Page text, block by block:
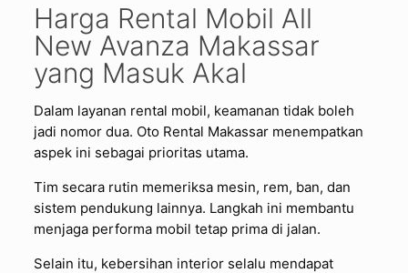
Harga Rental Mobil All
New Avanza Makassar
yang Masuk Akal
Dalam layanan rental mobil, keamanan tidak boleh
jadi nomor dua. Oto Rental Makassar menempatkan
aspek ini sebagai prioritas utama.
Tim secara rutin memeriksa mesin, rem, ban, dan
sistem pendukung lainnya. Langkah ini membantu
menjaga performa mobil tetap prima di jalan.
Selain itu, kebersihan interior selalu mendapat